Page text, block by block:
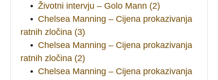
• Životni intervju – Golo Mann (2)
• Chelsea Manning – Cijena prokazivanja
ratnih zločina (3)
• Chelsea Manning – Cijena prokazivanja
ratnih zločina (2)
• Chelsea Manning – Cijena prokazivanja